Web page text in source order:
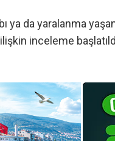
ya da yaralanma
inceleme